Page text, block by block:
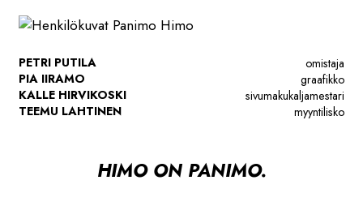
MEISTÄ
PETRI PUTILA
omistaja
PIA IIRAMO
graafikko
KALLE HIRVIKOSKI
sivumakukaljamestari
TEEMU LAHTINEN
myyntilisko
HIMO ON PANIMO.